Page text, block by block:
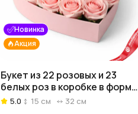
Акция
Новинка
Букет из 22 розовых и 23
белых роз в коробке в форме
сердца
5.0 15 см 32 см